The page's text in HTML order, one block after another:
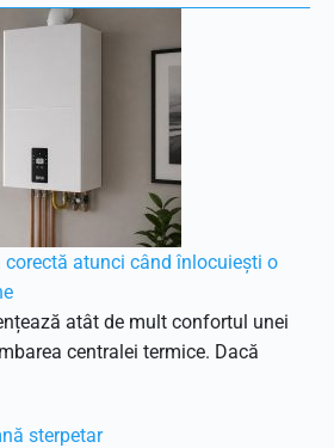
corectă atunci când înlocuiești o
atât de mult confortul unei
centralei termice. Dacă
sterpetar